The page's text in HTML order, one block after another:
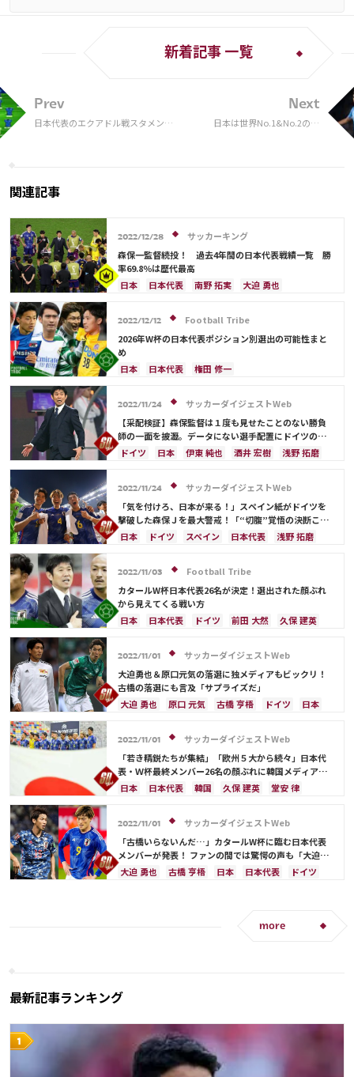
Prev
日本代表のエクアドル戦スタメンが
新着記事 一覧
Next
日本は世界No.1&No.2の“6
関連記事
2022/12/28
サッカーキング
森保一監督続投！ 過去4年間の日本代表戦績一覧 勝
率69.8％は歴代最高
日本
日本代表 南野 拓実
大迫 勇也
三笘 薫
堂安 律 ブラジル
原口 元気
相馬 勇紀
サウジアラビア 韓国
田中 碧
古橋 亨梧
クロアチア
エクアドル ウルグアイ
吉田 麻也
佐々木 翔 山根 視来
守田 英正
前田 大然
遠藤 航 カタール
イラン
セルビア
ガーナ カメルーン
谷 晃生
長友 佑都
植田 直通 久保 建英
酒井 宏樹
2022/12/12
Football Tribe
2026年W杯の日本代表ポジション別選出の可能性まと
め
日本
日本代表
権田 修一
ドイツ
川島 永嗣 浅野 拓磨
フランス
クロアチア
長友 佑都 酒井 宏樹
古橋 亨梧
堂安 律
前田 大然 スペイン
アルゼンチン
モロッコ
吉田 麻也 谷口 彰悟
山根 視来
三笘 薫
上田 綺世 田中 碧
久保 建英
鎌田 大地
板倉 滉 冨安 健洋
遠藤 航
伊藤 洋輝
町野 修斗
2022/11/24
サッカーダイジェストWeb
【采配検証】森保監督は１度も見せたことのない勝負
師の一面を披瀝。データにない選手配置にドイツの混
乱は明らかだった【W杯】
ドイツ 日本 伊東 純也 酒井 宏樹
浅野 拓磨
堂安 律
冨安 健洋 スペイン
フランス
アルゼンチン
日本代表 長友 佑都
吉田 麻也
原口 元気
南野 拓実 旗手 怜央
田中 碧
板倉 滉
古橋 亨梧 前田 大然
遠藤 航
2022/11/24
サッカーダイジェストWeb
「気を付けろ、日本が来る！」スペイン紙がドイツを
撃破した森保Ｊを最大警戒！「“切腹”覚悟の決断こそ
が勝因だ」【W杯】
日本 ドイツ スペイン 日本代表
浅野 拓磨
守田 英正
田中 碧 久保 建英
古橋 亨梧
冨安 健洋 遠藤 航
2022/11/03
Football Tribe
カタールW杯日本代表26名が決定！選出された顔ぶれ
から見えてくる戦い方
日本
日本代表 ドイツ 前田 大然
久保 建英
三笘 薫
上田 綺世 古橋 亨梧
フランス
ベルギー
イングランド 谷 晃生
谷口 彰悟
冨安 健洋
アメリカ コスタリカ
大迫 勇也
ポルトガル カナダ
川島 永嗣
吉田 麻也
山根 視来 中山 雄太
原口 元気
柴崎 岳
伊東 純也 守田 英正
田中 碧
酒井 宏樹
堂安 律 遠藤 航
2022/11/01
サッカーダイジェストWeb
大迫勇也＆原口元気の落選に独メディアもビックリ！
古橋の落選にも言及「サプライズだ」
大迫 勇也
原口 元気 古橋 亨梧 ドイツ
日本
吉田 麻也
浅野 拓磨 田中 碧 板倉 滉
2022/11/01
サッカーダイジェストWeb
「若き精鋭たちが集結」「欧州５大から続々」日本代
表・Ｗ杯最終メンバー26名の顔ぶれに韓国メディアも
熱視線！
日本 日本代表 韓国 久保 建英
堂安 律
吉田 麻也
原口 元気 田中 碧
古橋 亨梧
遠藤 航
大迫 勇也
2022/11/01
サッカーダイジェストWeb
「古橋いらないんだ…」カタールW杯に臨む日本代表
メンバーが発表！ ファンの間では驚愕の声も「大迫い
ないのびっくり」
大迫 勇也 古橋 亨梧 日本 日本代表
ドイツ
冨安 健洋
more
最新記事ランキング